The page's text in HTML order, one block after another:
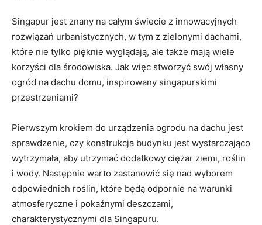
Singapur jest znany na całym świecie ⁣z innowacyjnych
rozwiązań urbanistycznych, w ‍tym z zielonymi dachami,
które nie tylko pięknie wyglądają, ale także mają wiele
korzyści dla środowiska.⁣ Jak więc stworzyć swój ​własny​
ogród na​ dachu domu, inspirowany⁣ singapurskimi
przestrzeniami?
Pierwszym krokiem do urządzenia ⁤ogrodu ⁣na dachu jest
sprawdzenie,‍ czy konstrukcja ​budynku jest wystarczająco
‍wytrzymała, aby utrzymać⁤ dodatkowy ciężar ​ziemi, roślin
i wody. Następnie warto zastanowić się nad wyborem
odpowiednich ⁤roślin,⁣ które będą​ odpornie na warunki
⁢atmosferyczne i pokaźnymi‌ deszczami,
charakterystycznymi dla ‍Singapuru.